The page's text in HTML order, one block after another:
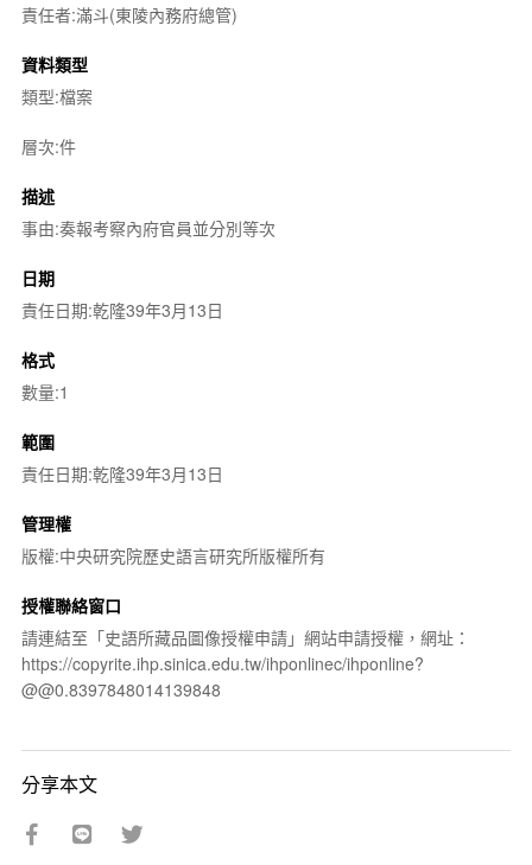
責任者:滿斗(東陵內務府總管)
資料類型
類型:檔案
層次:件
描述
事由:奏報考察內府官員並分別等次
日期
責任日期:乾隆39年3月13日
格式
數量:1
範圍
責任日期:乾隆39年3月13日
管理權
版權:中央研究院歷史語言研究所版權所有
授權聯絡窗口
請連結至「史語所藏品圖像授權申請」網站申請授權，網址：
https://copyrite.ihp.sinica.edu.tw/ihponlinec/ihponline?
@@0.8397848014139848
分享本文